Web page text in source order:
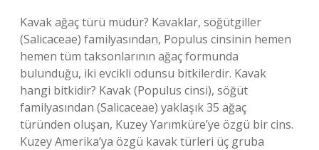
Kavak ağaç türü müdür? Kavaklar, söğütgiller
(Salicaceae) familyasından, Populus cinsinin hemen
hemen tüm taksonlarının ağaç formunda
bulunduğu, iki evcikli odunsu bitkilerdir. Kavak
hangi bitkidir? Kavak (Populus cinsi), söğüt
familyasından (Salicaceae) yaklaşık 35 ağaç
türünden oluşan, Kuzey Yarımküre’ye özgü bir cins.
Kuzey Amerika’ya özgü kavak türleri üç gruba